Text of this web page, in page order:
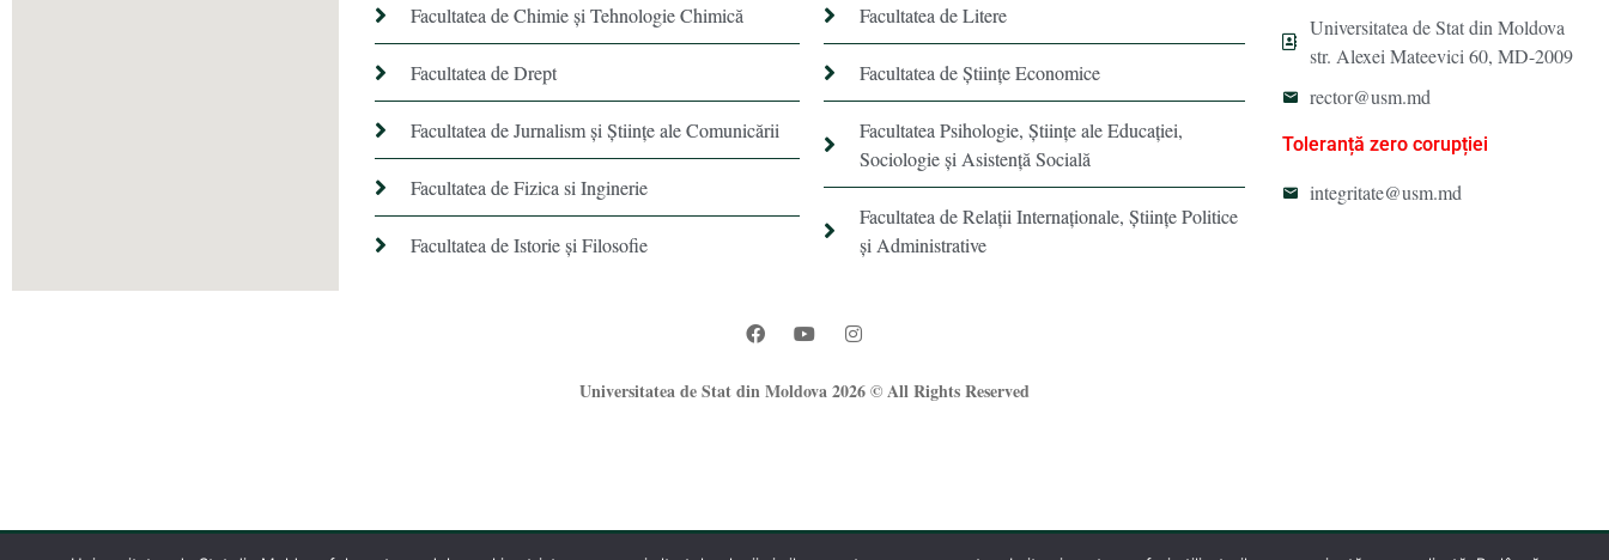
Facultatea de Chimie şi Tehnologie Chimică
Facultatea de Drept
Facultatea de Jurnalism şi Ştiinţe ale Comunicării
Facultatea de Fizica si Inginerie
Facultatea de Istorie şi Filosofie
Facultatea de Litere
Facultatea de Științe Economice
Facultatea Psihologie, Ştiinţe ale Educaţiei,
Sociologie și Asistență Socială
Facultatea de Relaţii Internaţionale, Ştiinţe Politice
şi Administrative
Universitatea de Stat din Moldova
str. Alexei Mateevici 60, MD-2009
rector@usm.md
Toleranță zero corupției
integritate@usm.md
Universitatea de Stat din Moldova 2026 © All Rights Reserved